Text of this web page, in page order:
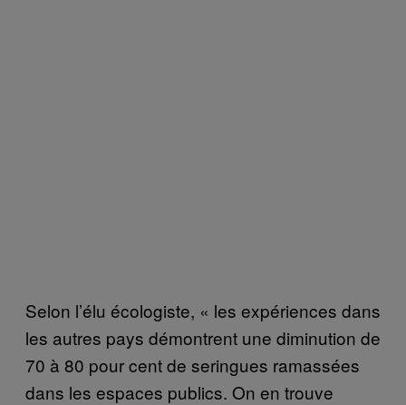
Selon l’élu écologiste, « les expériences dans
les autres pays démontrent une diminution de
70 à 80 pour cent de seringues ramassées
dans les espaces publics. On en trouve